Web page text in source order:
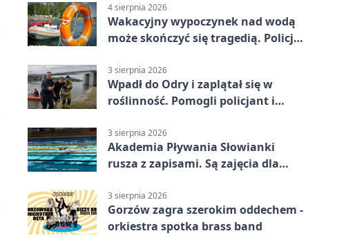
4 sierpnia 2026
Wakacyjny wypoczynek nad wodą
może skończyć się tragedią. Policja
3 sierpnia 2026
Wpadł do Odry i zaplątał się w
roślinność. Pomogli policjant i
3 sierpnia 2026
Akademia Pływania Słowianki
rusza z zapisami. Są zajęcia dla
3 sierpnia 2026
Gorzów zagra szerokim oddechem -
orkiestra spotka brass band